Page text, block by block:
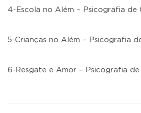
4-Escola no Além – Psicografia de
5-Crianças no Além – Psicografia
6-Resgate e Amor – Psicografia